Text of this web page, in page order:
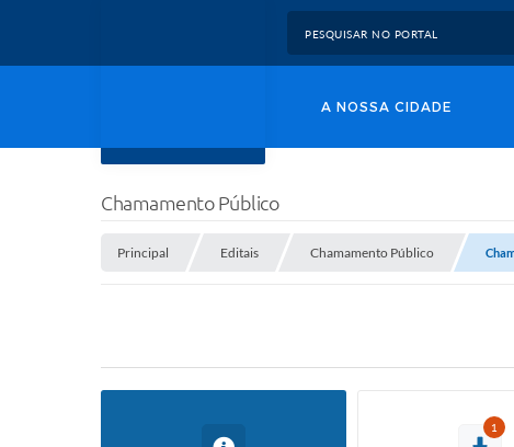
A NOSSA CIDADE
Chamamento Público
Principal Editais Chamamento Público
1